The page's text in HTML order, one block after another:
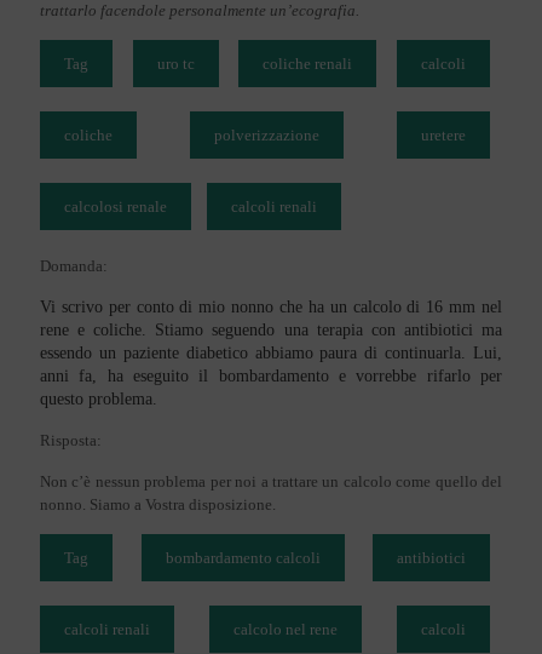
trattarlo facendole personalmente un’ecografia.
Tag uro tc coliche renali calcoli
coliche polverizzazione uretere
calcolosi renale calcoli renali
Domanda:
Vi scrivo per conto di mio nonno che ha un calcolo di 16 mm nel
rene e coliche. Stiamo seguendo una terapia con antibiotici ma
essendo un paziente diabetico abbiamo paura di continuarla. Lui,
anni fa, ha eseguito il bombardamento e vorrebbe rifarlo per
questo problema.
Risposta:
Non c’è nessun problema per noi a trattare un calcolo come quello del
nonno. Siamo a Vostra disposizione.
Tag bombardamento calcoli antibiotici
calcoli renali calcolo nel rene calcoli